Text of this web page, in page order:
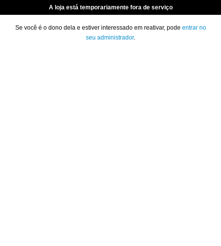
A loja está temporariamente fora de serviço
Se você é o dono dela e estiver interessado em reativar, pode entrar no
seu administrador.